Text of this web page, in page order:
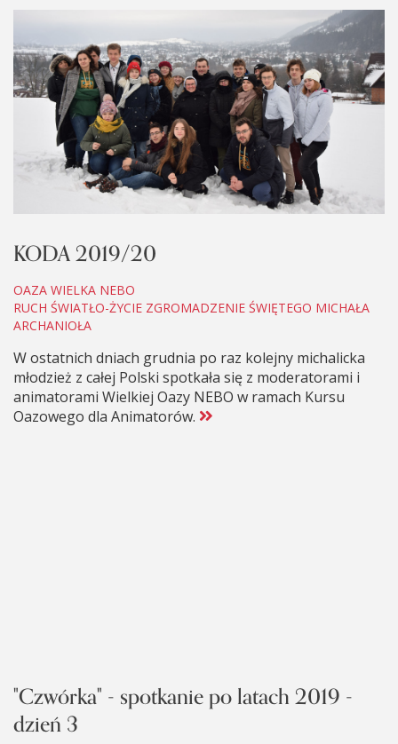
KODA 2019/20
OAZA WIELKA NEBO
RUCH ŚWIATŁO-ŻYCIE ZGROMADZENIE ŚWIĘTEGO MICHAŁA
ARCHANIOŁA
W ostatnich dniach grudnia po raz kolejny michalicka
młodzież z całej Polski spotkała się z moderatorami i
animatorami Wielkiej Oazy NEBO w ramach Kursu
Oazowego dla Animatorów.
"Czwórka" - spotkanie po latach 2019 -
dzień 3